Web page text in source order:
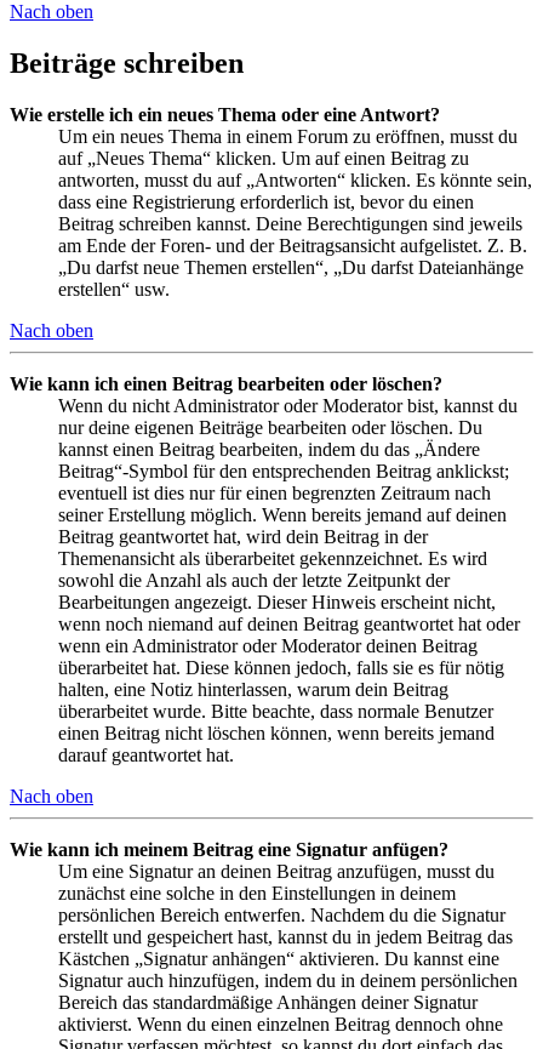
Nach oben
Beiträge schreiben
Wie erstelle ich ein neues Thema oder eine Antwort?
Um ein neues Thema in einem Forum zu eröffnen, musst du
auf „Neues Thema“ klicken. Um auf einen Beitrag zu
antworten, musst du auf „Antworten“ klicken. Es könnte sein,
dass eine Registrierung erforderlich ist, bevor du einen
Beitrag schreiben kannst. Deine Berechtigungen sind jeweils
am Ende der Foren- und der Beitragsansicht aufgelistet. Z. B.
„Du darfst neue Themen erstellen“, „Du darfst Dateianhänge
erstellen“ usw.
Nach oben
Wie kann ich einen Beitrag bearbeiten oder löschen?
Wenn du nicht Administrator oder Moderator bist, kannst du
nur deine eigenen Beiträge bearbeiten oder löschen. Du
kannst einen Beitrag bearbeiten, indem du das „Ändere
Beitrag“-Symbol für den entsprechenden Beitrag anklickst;
eventuell ist dies nur für einen begrenzten Zeitraum nach
seiner Erstellung möglich. Wenn bereits jemand auf deinen
Beitrag geantwortet hat, wird dein Beitrag in der
Themenansicht als überarbeitet gekennzeichnet. Es wird
sowohl die Anzahl als auch der letzte Zeitpunkt der
Bearbeitungen angezeigt. Dieser Hinweis erscheint nicht,
wenn noch niemand auf deinen Beitrag geantwortet hat oder
wenn ein Administrator oder Moderator deinen Beitrag
überarbeitet hat. Diese können jedoch, falls sie es für nötig
halten, eine Notiz hinterlassen, warum dein Beitrag
überarbeitet wurde. Bitte beachte, dass normale Benutzer
einen Beitrag nicht löschen können, wenn bereits jemand
darauf geantwortet hat.
Nach oben
Wie kann ich meinem Beitrag eine Signatur anfügen?
Um eine Signatur an deinen Beitrag anzufügen, musst du
zunächst eine solche in den Einstellungen in deinem
persönlichen Bereich entwerfen. Nachdem du die Signatur
erstellt und gespeichert hast, kannst du in jedem Beitrag das
Kästchen „Signatur anhängen“ aktivieren. Du kannst eine
Signatur auch hinzufügen, indem du in deinem persönlichen
Bereich das standardmäßige Anhängen deiner Signatur
aktivierst. Wenn du einen einzelnen Beitrag dennoch ohne